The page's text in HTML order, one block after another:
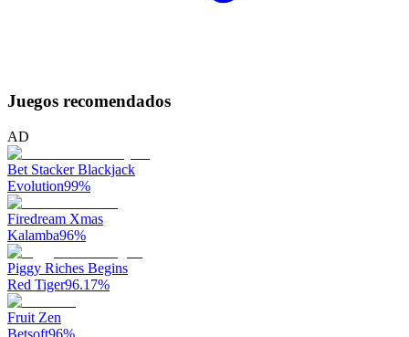
Juegos recomendados
AD
Bet Stacker Blackjack
Evolution99%
Firedream Xmas
Kalamba96%
Piggy Riches Begins
Red Tiger96.17%
Fruit Zen
Betsoft96%